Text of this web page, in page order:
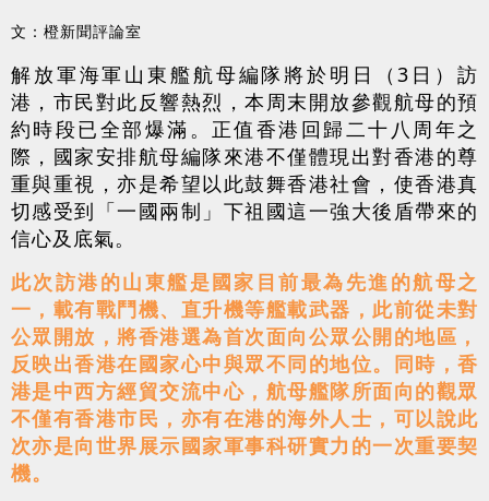
文：橙新聞評論室
解放軍海軍山東艦航母編隊將於明日（3日）訪
港，市民對此反響熱烈，本周末開放參觀航母的預
約時段已全部爆滿。正值香港回歸二十八周年之
際，國家安排航母編隊來港不僅體現出對香港的尊
重與重視，亦是希望以此鼓舞香港社會，使香港真
切感受到「一國兩制」下祖國這一強大後盾帶來的
信心及底氣。
此次訪港的山東艦是國家目前最為先進的航母之
一，載有戰鬥機、直升機等艦載武器，此前從未對
公眾開放，將香港選為首次面向公眾公開的地區，
反映出香港在國家心中與眾不同的地位。同時，香
港是中西方經貿交流中心，航母艦隊所面向的觀眾
不僅有香港市民，亦有在港的海外人士，可以說此
次亦是向世界展示國家軍事科研實力的一次重要契
機。